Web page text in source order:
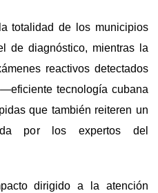
totalidad de los municipios
de diagnóstico, mientras la
reactivos detectados
tecnología cubana
que también reiteren un
por los expertos del
dirigido a la atención